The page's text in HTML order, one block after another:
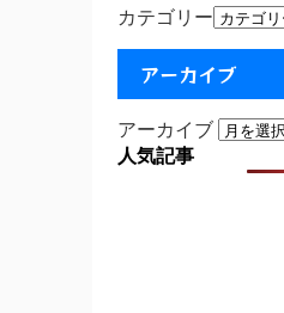
カテゴリー
アーカイブ
アーカイブ
人気記事